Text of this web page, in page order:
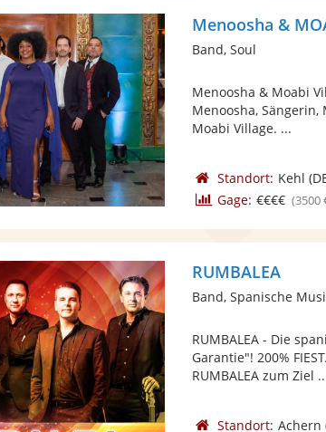
Menoosha &
Band, Soul
Menoosha & Moabi
Menoosha,
Moabi Village. ...
Standort: Kehl
Gage: €€€€
RUMBALEA
Band, Spanische
RUMBALEA - Die
Garantie"! 200%
RUMBALEA zum Ziel
Standort: Achern